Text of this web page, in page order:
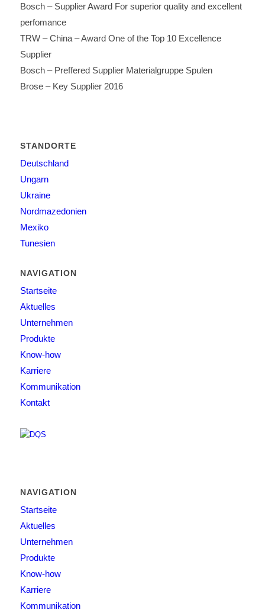
Bosch – Supplier Award For superior quality and excellent
perfomance
TRW – China – Award One of the Top 10 Excellence
Supplier
Bosch – Preffered Supplier Materialgruppe Spulen
Brose – Key Supplier 2016
STANDORTE
Deutschland
Ungarn
Ukraine
Nordmazedonien
Mexiko
Tunesien
NAVIGATION
Startseite
Aktuelles
Unternehmen
Produkte
Know-how
Karriere
Kommunikation
Kontakt
NAVIGATION
Startseite
Aktuelles
Unternehmen
Produkte
Know-how
Karriere
Kommunikation